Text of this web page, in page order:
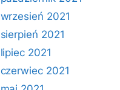
wrzesień 2021
sierpień 2021
lipiec 2021
czerwiec 2021